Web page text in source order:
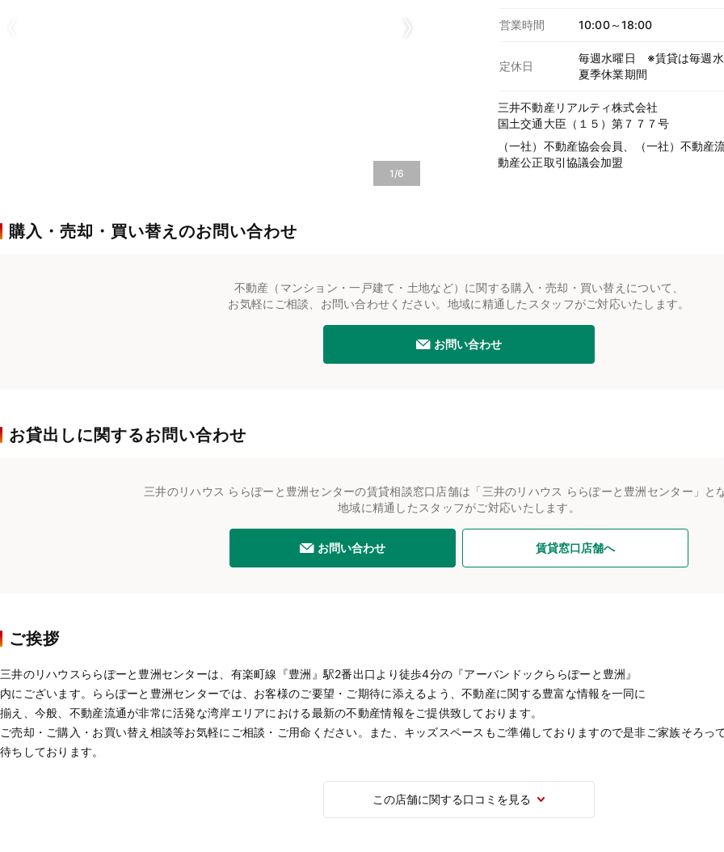
1/6
営業時間 10:00～18:00
定休日
毎週水曜日 ※賃貸は毎週
夏季休業期間
三井不動産リアルティ株式会社
国土交通大臣（１５）第７７７号
（一社）不動産協会会員、（一社）不動産
動産公正取引協議会加盟
購入・売却・買い替えのお問い合わせ
不動産（マンション・一戸建て・土地など）に関する購入・売却・買い替えについて、
お気軽にご相談、お問い合わせください。地域に精通したスタッフがご対応いたします。
お問い合わせ
お貸出しに関するお問い合わせ
三井のリハウス ららぽーと豊洲センターの賃貸相談窓口店舗は「三井のリハウス ららぽーと豊洲センター」と
地域に精通したスタッフがご対応いたします。
お問い合わせ 賃貸窓口店舗へ
ご挨拶
三井のリハウスららぽーと豊洲センターは、有楽町線『豊洲』駅2番出口より徒歩4分の『アーバンドックららぽーと豊洲』
内にございます。ららぽーと豊洲センターでは、お客様のご要望・ご期待に添えるよう、不動産に関する豊富な情報を一同に
揃え、今般、不動産流通が非常に活発な湾岸エリアにおける最新の不動産情報をご提供致しております。
ご売却・ご購入・お買い替え相談等お気軽にご相談・ご用命ください。また、キッズスペースもご準備しておりますので是非ご家族そろっ
この店舗に関する口コミを見る